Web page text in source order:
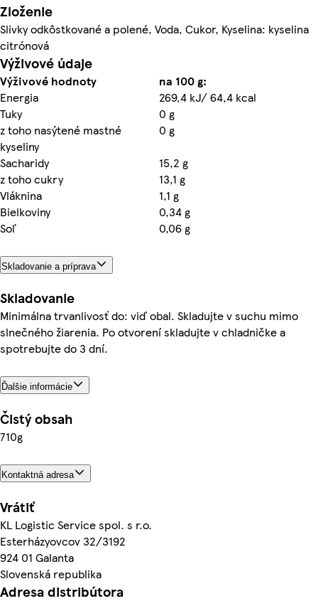
Zloženie
Slivky odkôstkované a polené, Voda, Cukor, Kyselina: kyselina
citrónová
Výživové údaje
Výživové hodnoty
na 100 g:
Energia
269,4 kJ/ 64,4 kcal
Tuky
0 g
z toho nasýtené mastné
kyseliny
0 g
Sacharidy
15,2 g
z toho cukry
13,1 g
Vláknina
1,1 g
Bielkoviny
0,34 g
Soľ
0,06 g
Skladovanie a príprava
Skladovanie
Minimálna trvanlivosť do: viď obal. Skladujte v suchu mimo
slnečného žiarenia. Po otvorení skladujte v chladničke a
spotrebujte do 3 dní.
Ďalšie informácie
Čistý obsah
710g
Kontaktná adresa
Vrátiť
KL Logistic Service spol. s r.o.
Esterházyovcov 32/3192
924 01 Galanta
Slovenská republika
Adresa distribútora